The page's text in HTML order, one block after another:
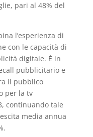
pari al 48% del
l’esperienza di
con le capacità di
digitale. È in
pubblicitario e
il pubblico
per la tv
continuando tale
media annua